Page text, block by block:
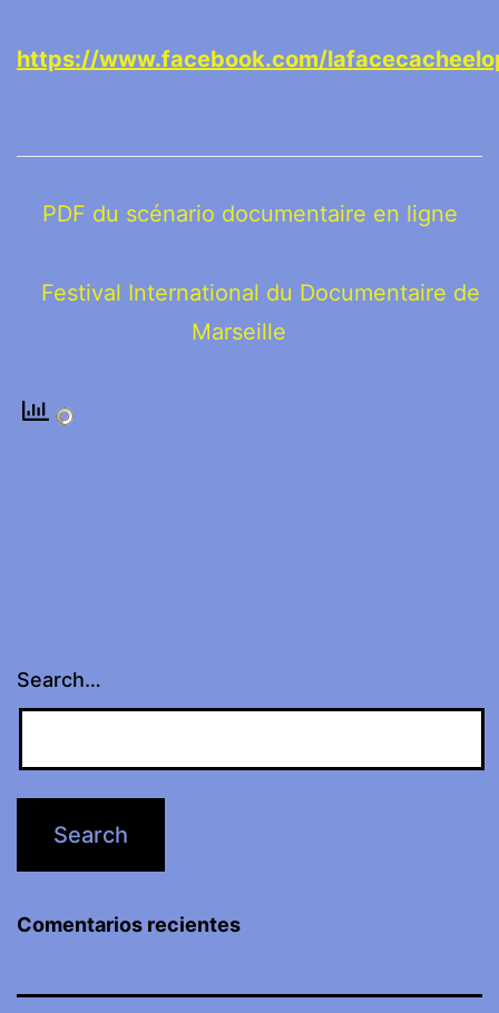
https://www.facebook.com/
PDF du scénario documentaire en ligne
Festival International du Documentaire de
Marseille
Search…
Comentarios recientes